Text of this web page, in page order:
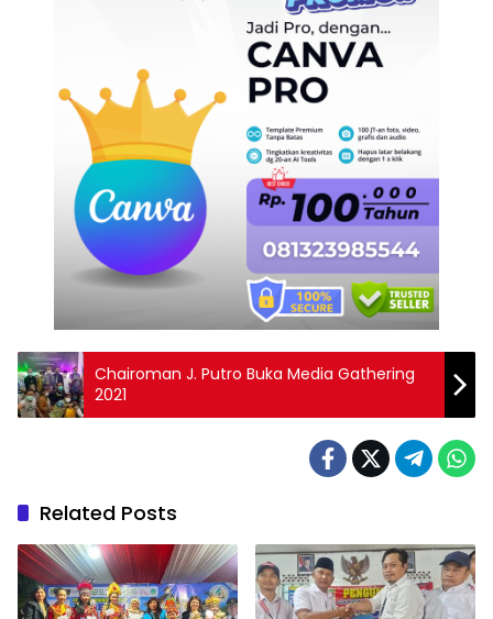
Chairoman J. Putro Buka Media Gathering
2021
Related Posts